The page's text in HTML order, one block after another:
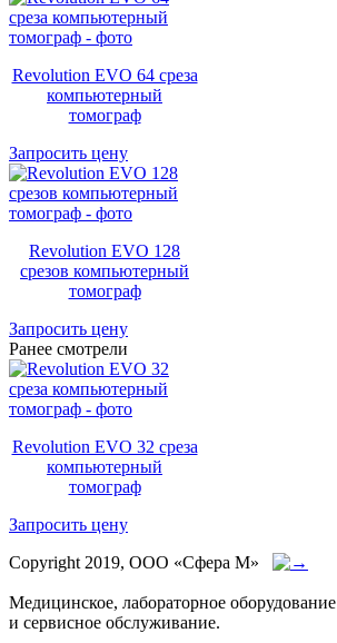
Revolution EVO 64 среза
компьютерный
томограф
Запросить цену
Revolution EVO 128
срезов компьютерный
томограф
Запросить цену
Ранее смотрели
Revolution EVO 32 среза
компьютерный
томограф
Запросить цену
Copyright 2019, ООО «Сфера М»
Медицинское, лабораторное оборудование
и сервисное обслуживание.